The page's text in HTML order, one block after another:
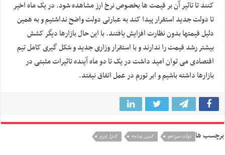
کنند تا تاثیر آن بر قیمت ها بخصوص نرخ ارز مشاهده شود. در یک ماه اخیر
تا دولت جدید استقرار پیدا کند به عبارتی دولت واضح نداشتیم و به همین
دلیل قیمتها بدون نظارت افزایش یافتند. با این حال بازارها دیگر کشش
بیشتر رشد قیمت را ندارند و با استقرار وزاری جدید و شکل گیری کامل تیم
اقتصادی می توان امید داشت در یک تا دو ماه آینده تاثیرات مثبتی در
بازارها داشته باشیم و ابر تورم در عمل اتفاق نیفتد.
برچسب ها دولت سیزدهم کسری بودجه کنترل تورم